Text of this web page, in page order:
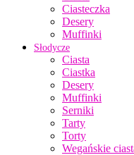
Ciasteczka
Desery
Muffinki
Słodycze
Ciasta
Ciastka
Desery
Muffinki
Serniki
Tarty
Torty
Wegańskie